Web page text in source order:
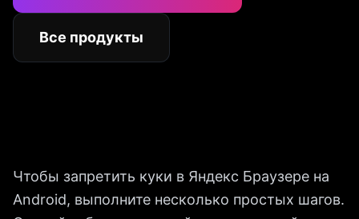
Все продукты
Чтобы запретить куки в Яндекс Браузере на
Android, выполните несколько простых шагов.